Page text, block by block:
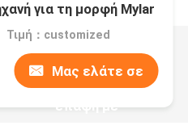
για τη μορφή Mylar
Τιμή：customized
Μας ελάτε σε
επαφή με